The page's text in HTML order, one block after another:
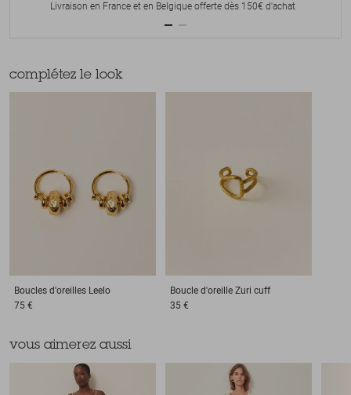
Livraison en France et en Belgique offerte dès 150€ d'achat
complétez le look
Boucles d'oreilles Leelo
75 €
Boucle d'oreille Zuri cuff
35 €
vous aimerez aussi